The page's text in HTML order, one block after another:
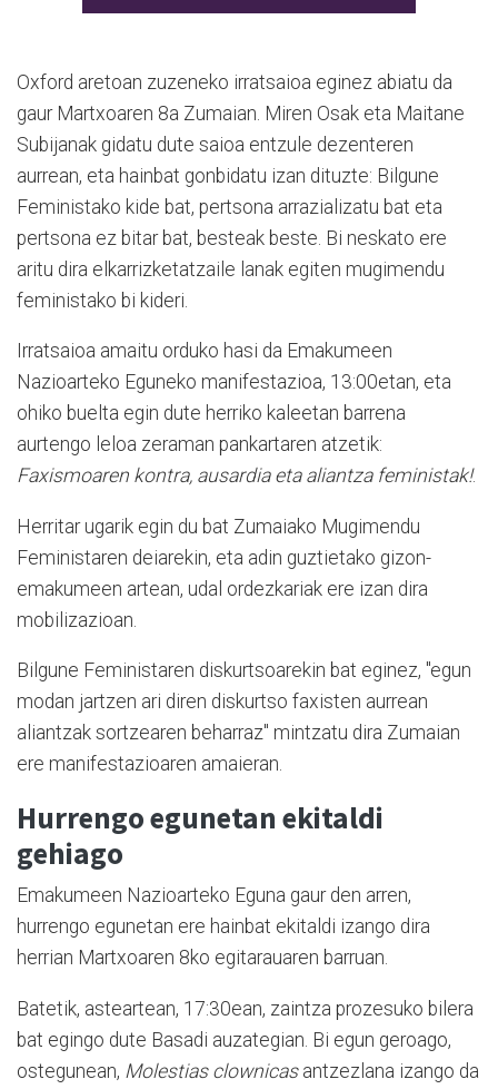
Oxford aretoan zuzeneko irratsaioa eginez abiatu da
gaur Martxoaren 8a Zumaian. Miren Osak eta Maitane
Subijanak gidatu dute saioa entzule dezenteren
aurrean, eta hainbat gonbidatu izan dituzte: Bilgune
Feministako kide bat, pertsona arrazializatu bat eta
pertsona ez bitar bat, besteak beste. Bi neskato ere
aritu dira elkarrizketatzaile lanak egiten mugimendu
feministako bi kideri.
Irratsaioa amaitu orduko hasi da Emakumeen
Nazioarteko Eguneko manifestazioa, 13:00etan, eta
ohiko buelta egin dute herriko kaleetan barrena
aurtengo leloa zeraman pankartaren atzetik:
Faxismoaren kontra, ausardia eta aliantza feministak!.
Herritar ugarik egin du bat Zumaiako Mugimendu
Feministaren deiarekin, eta adin guztietako gizon-
emakumeen artean, udal ordezkariak ere izan dira
mobilizazioan.
Bilgune Feministaren diskurtsoarekin bat eginez, "egun
modan jartzen ari diren diskurtso faxisten aurrean
aliantzak sortzearen beharraz" mintzatu dira Zumaian
ere manifestazioaren amaieran.
Hurrengo egunetan ekitaldi
gehiago
Emakumeen Nazioarteko Eguna gaur den arren,
hurrengo egunetan ere hainbat ekitaldi izango dira
herrian Martxoaren 8ko egitarauaren barruan.
Batetik, asteartean, 17:30ean, zaintza prozesuko bilera
bat egingo dute Basadi auzategian. Bi egun geroago,
ostegunean, Molestias clownicasantzezlana izango da